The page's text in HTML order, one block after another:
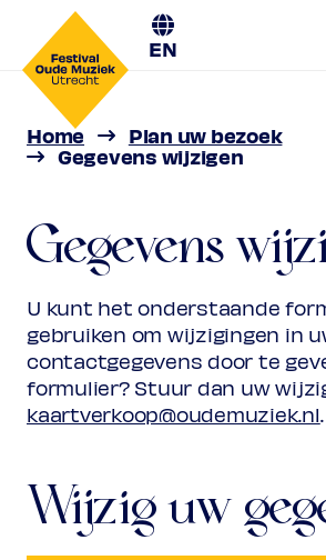
EN
Home
Plan uw bezoek
Gegevens wijzigen
Gegevens
U kunt het onderstaande
gebruiken om wijzigingen in
contactgegevens door te
formulier? Stuur dan uw
kaartverkoop@oudemuziek.nl.
Wijzig uw